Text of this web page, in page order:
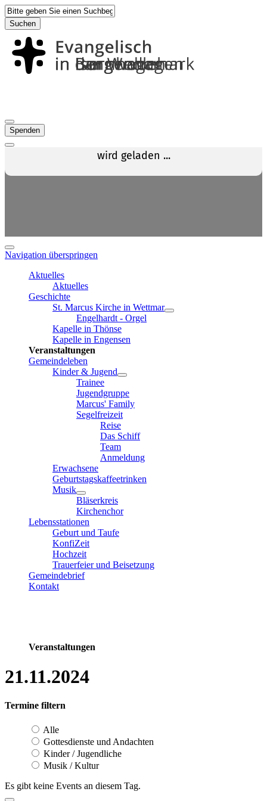
Suchen
Spenden
Navigation überspringen
Aktuelles
Aktuelles
Geschichte
St. Marcus Kirche in Wettmar
Engelhardt - Orgel
Kapelle in Thönse
Kapelle in Engensen
Veranstaltungen
Gemeindeleben
Kinder & Jugend
Trainee
Jugendgruppe
Marcus' Family
Segelfreizeit
Reise
Das Schiff
Team
Anmeldung
Erwachsene
Geburtstagskaffeetrinken
Musik
Bläserkreis
Kirchenchor
Lebensstationen
Geburt und Taufe
KonfiZeit
Hochzeit
Trauerfeier und Beisetzung
Gemeindebrief
Kontakt
Veranstaltungen
21.11.2024
Termine filtern
Alle
Gottesdienste und Andachten
Kinder / Jugendliche
Musik / Kultur
Es gibt keine Events an diesem Tag.